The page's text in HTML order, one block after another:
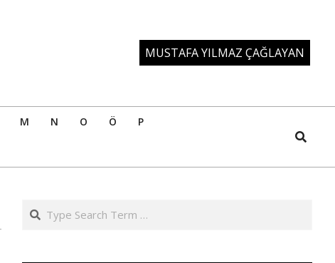
MUSTAFA YILMAZ ÇAĞLAYAN
M N O Ö P
Search
Search